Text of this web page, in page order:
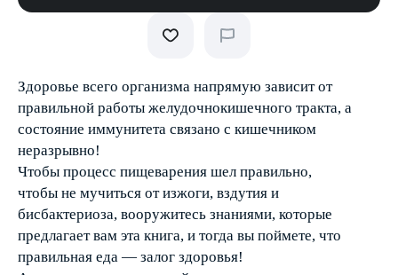
Здоровье всего организма напрямую зависит от
правильной работы желудочно­кишечного тракта, а
состояние иммунитета связано с кишечником
неразрывно!
Чтобы процесс пищеварения шел правильно,
чтобы не мучиться от изжоги, вздутия и
бисбактериоза, вооружитесь знаниями, которые
предлагает вам эта книга, и тогда вы поймете, что
правильная еда — залог здоровья!